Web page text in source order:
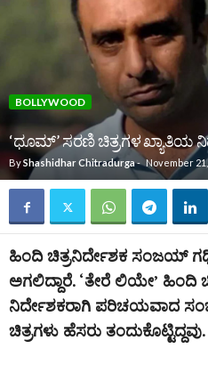
BOLLYWOOD
‘ಧೂಮ್‌’ ಸರಣಿ ಚಿತ್ರಗಳ ಖ್ಯಾತಿಯ
ByShashidhar Chitradurga- November
ಹಿಂದಿ ಚಿತ್ರನಿರ್ದೇಶಕ ಸಂಜಯ್‌
ಅಗಲಿದ್ದಾರೆ. ‘ತೇರೆ ಲಿಯೇ’ ಹಿಂದಿ
ನಿರ್ದೇಶಕರಾಗಿ ಪರಿಚಯವಾದ
ಚಿತ್ರಗಳು ಹೆಸರು ತಂದುಕೊಟ್ಟಿದ್ದವು.